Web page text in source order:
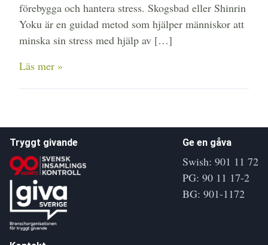
förebygga och hantera stress. Skogsbad eller Shinrin
Yoku är en guidad metod som hjälper människor att
minska sin stress med hjälp av […]
Läs mer »
Tryggt givande Ge en gåva
Swish: 901 11 72
PG: 90 11 17-2
BG: 901-1172